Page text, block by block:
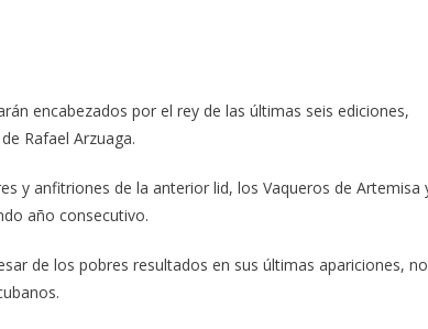
encabezados por el rey de las últimas seis ediciones,
Rafael Arzuaga.
y anfitriones de la anterior lid, los Vaqueros de Artemisa
año consecutivo.
de los pobres resultados en sus últimas apariciones, no